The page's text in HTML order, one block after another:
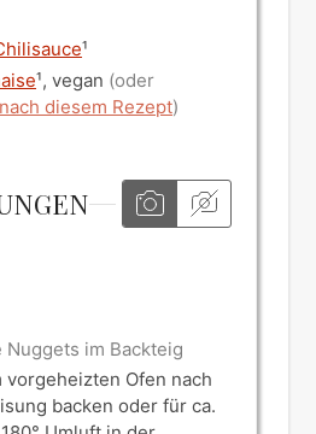
¹
¹, vegan (oder
diesem Rezept)
Nuggets im Backteig
vorgeheizten Ofen nach
backen oder für ca.